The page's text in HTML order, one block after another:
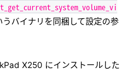
うバイナリを同梱して設定の参
X250 にインストールした